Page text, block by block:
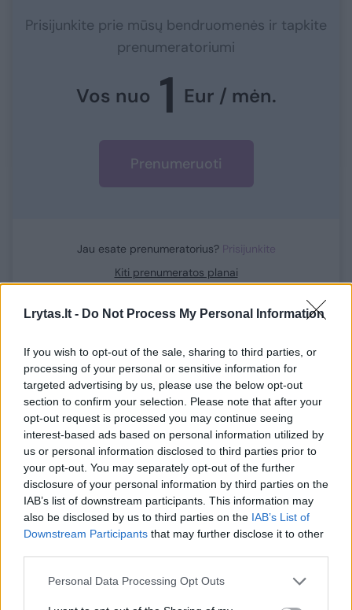
Lrytas.lt - Do Not Process My Personal Information
If you wish to opt-out of the sale, sharing to third parties, or
processing of your personal or sensitive information for
targeted advertising by us, please use the below opt-out
section to confirm your selection. Please note that after your
opt-out request is processed you may continue seeing
interest-based ads based on personal information utilized by
us or personal information disclosed to third parties prior to
your opt-out. You may separately opt-out of the further
disclosure of your personal information by third parties on the
IAB’s list of downstream participants. This information may
also be disclosed by us to third parties on the IAB’s List of
Downstream Participants that may further disclose it to other
Personal Data Processing Opt Outs
Prisijunkite prie mūsų bendruomenės ir tapkite
prenumeratoriumi
Vos nuo 1 Eur / mėn.
Prenumeruoti
Jau esate prenumeratorius? Prisijunkite
Kiti prenumeratos planai
adipisicing elit. Asperiores sapiente, odio
officiis sed tempore vitae veritatis
repellendus, ad saepe architecto
repudiandae corrupti sit non error illum
consequuntur adipisci dignissimos maxime.
tualetai Vilnius Grinda Rodyti daugiau žymių
Komentuoti po šiuo straipsniu